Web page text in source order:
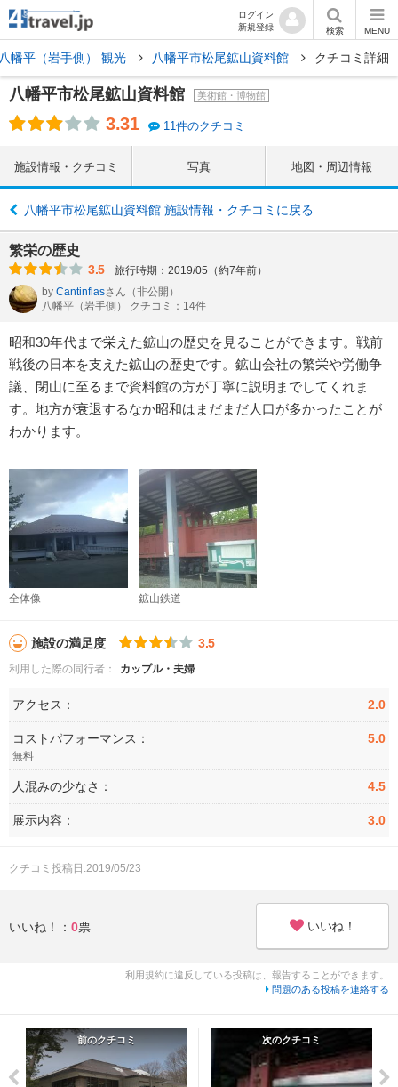
ログイン
新規登録
検索 MENU
幡平（岩手側） 観光 八幡平市松尾鉱山資料館 クチコミ詳細
八幡平市松尾鉱山資料館 美術館・博物館
3.31 11件のクチコミ
施設情報・クチコミ 写真 地図・周辺情報
八幡平市松尾鉱山資料館 施設情報・クチコミに戻る
繁栄の歴史
3.5
旅行時期：2019/05（約7年前）
by Cantinflasさん （非公開）
八幡平（岩手側） クチコミ：14件
昭和30年代まで栄えた鉱山の歴史を見ることができます。戦前
戦後の日本を支えた鉱山の歴史です。鉱山会社の繁栄や労働争
議、閉山に至るまで資料館の方が丁寧に説明までしてくれま
す。地方が衰退するなか昭和はまだまだ人口が多かったことが
わかります。
全体像 鉱山鉄道
施設の満足度 3.5
利用した際の同行者： カップル・夫婦
アクセス： 2.0
コストパフォーマンス： 5.0
無料
人混みの少なさ： 4.5
展示内容： 3.0
クチコミ投稿日:2019/05/23
いいね！： 0票 いいね！
利用規約に違反している投稿は、報告することができます。
問題のある投稿を連絡する
前のクチコミ 次のクチコミ